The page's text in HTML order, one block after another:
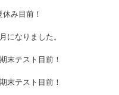
み目前！
になりました。
末テスト目前！
末テスト目前！